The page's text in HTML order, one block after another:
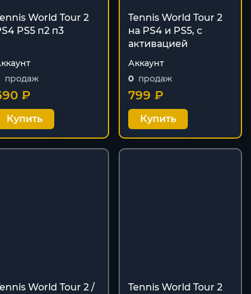
World Tour 2
PS5 п2 п3
продаж
₽
Купить
Tennis World Tour 2
на PS4 и PS5, с
активацией
Аккаунт
0 продаж
799 ₽
Купить
World Tour 2 /
Tennis World Tour 2